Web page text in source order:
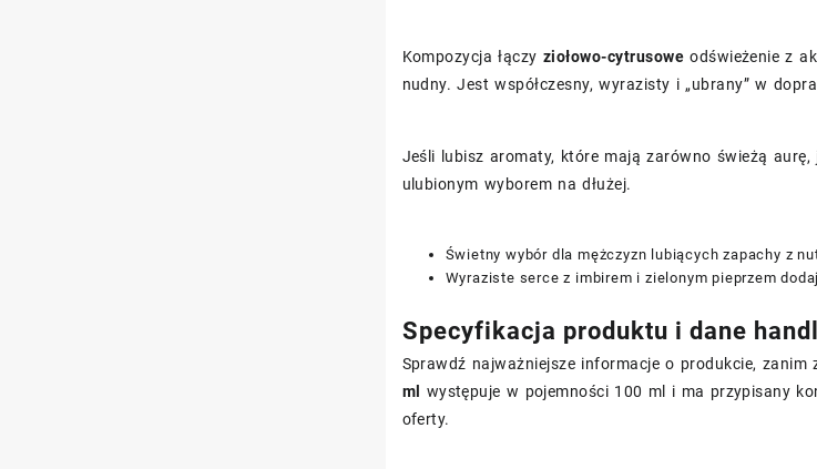
Kompozycja łączy ziołowo-cytrusowe odświeżenie z
nudny. Jest współczesny, wyrazisty i „ubrany” w
Jeśli lubisz aromaty, które mają zarówno świeżą
ulubionym wyborem na dłużej.
Świetny wybór dla mężczyzn lubiących zapachy z
Wyraziste serce z imbirem i zielonym pieprzem
Specyfikacja produktu i dane
Sprawdź najważniejsze informacje o produkcie, zanim
ml występuje w pojemności 100 ml i ma przypisany
oferty.